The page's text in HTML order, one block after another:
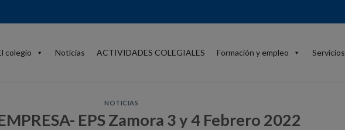
colegio Noticias ACTIVIDADES COLEGIALES Formación y empleo Servicios
NOTICIAS
EPS Zamora 3 y 4 Febrero 2022